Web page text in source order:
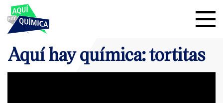
Aquí hay química: tortitas